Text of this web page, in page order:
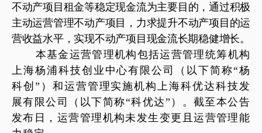
不动产项目租金等稳定现金流为主要目的，通过积极
主动运营管理不动产项目，力求提升不动产项目的运
营收益水平，实现不动产项目现金流长期稳健增长。
本基金运营管理机构包括运营管理统筹机构
上海杨浦科技创业中心有限公司（以下简称“杨
科创”）和运营管理实施机构上海科优达科技发
展有限公司
（以下简称“科优达”）。截至本公告
发布日，运营管理机构未发生变更且运营管理能